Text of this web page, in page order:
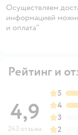
Осуществляем
информацией
и оплата"
Рейтинг и
4,9
243 отзыва
5
4
3
2